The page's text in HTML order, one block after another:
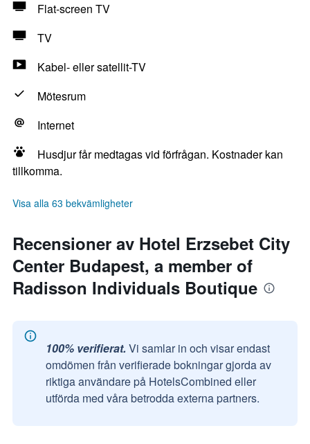
Flat-screen TV
TV
Kabel- eller satellit-TV
Mötesrum
Internet
Husdjur får medtagas vid förfrågan. Kostnader kan
tillkomma.
Visa alla 63 bekvämligheter
Recensioner av Hotel Erzsebet City
Center Budapest, a member of
Radisson Individuals Boutique
100% verifierat. Vi samlar in och visar endast
omdömen från verifierade bokningar gjorda av
riktiga användare på HotelsCombined eller
utförda med våra betrodda externa partners.